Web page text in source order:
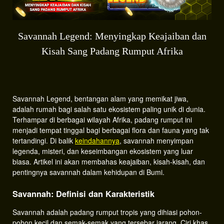
Savannah Legend: Menyingkap Keajaiban dan
Kisah Sang Padang Rumput Afrika
Savannah Legend, bentangan alam yang memikat jiwa,
adalah rumah bagi salah satu ekosistem paling unik di dunia.
Terhampar di berbagai wilayah Afrika, padang rumput ini
menjadi tempat tinggal bagi berbagai flora dan fauna yang tak
tertandingi. Di balik keindahannya, savannah menyimpan
legenda, misteri, dan keseimbangan ekosistem yang luar
biasa. Artikel ini akan membahas keajaiban, kisah-kisah, dan
pentingnya savannah dalam kehidupan di Bumi.
Savannah: Definisi dan Karakteristik
Savannah adalah padang rumput tropis yang dihiasi pohon-